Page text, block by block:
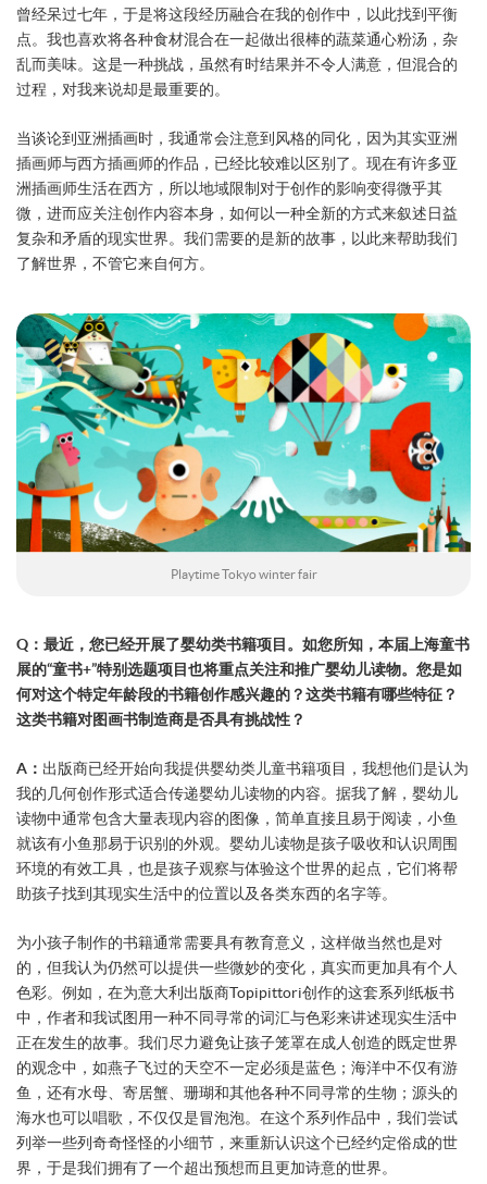
曾经呆过七年，于是将这段经历融合在我的创作中，以此找到平衡
点。我也喜欢将各种食材混合在一起做出很棒的蔬菜通心粉汤，杂
乱而美味。这是一种挑战，虽然有时结果并不令人满意，但混合的
过程，对我来说却是最重要的。
当谈论到亚洲插画时，我通常会注意到风格的同化，因为其实亚洲
插画师与西方插画师的作品，已经比较难以区别了。现在有许多亚
洲插画师生活在西方，所以地域限制对于创作的影响变得微乎其
微，进而应关注创作内容本身，如何以一种全新的方式来叙述日益
复杂和矛盾的现实世界。我们需要的是新的故事，以此来帮助我们
了解世界，不管它来自何方。
Playtime Tokyo winter fair
Q：最近，您已经开展了婴幼类书籍项目。如您所知，本届上海童书
展的“童书+”特别选题项目也将重点关注和推广婴幼儿读物。您是如
何对这个特定年龄段的书籍创作感兴趣的？这类书籍有哪些特征？
这类书籍对图画书制造商是否具有挑战性？
A： 出版商已经开始向我提供婴幼类儿童书籍项目，我想他们是认为
我的几何创作形式适合传递婴幼儿读物的内容。据我了解，婴幼儿
读物中通常包含大量表现内容的图像，简单直接且易于阅读，小鱼
就该有小鱼那易于识别的外观。婴幼儿读物是孩子吸收和认识周围
环境的有效工具，也是孩子观察与体验这个世界的起点，它们将帮
助孩子找到其现实生活中的位置以及各类东西的名字等。
为小孩子制作的书籍通常需要具有教育意义，这样做当然也是对
的，但我认为仍然可以提供一些微妙的变化，真实而更加具有个人
色彩。例如，在为意大利出版商Topipittori创作的这套系列纸板书
中，作者和我试图用一种不同寻常的词汇与色彩来讲述现实生活中
正在发生的故事。我们尽力避免让孩子笼罩在成人创造的既定世界
的观念中，如燕子飞过的天空不一定必须是蓝色；海洋中不仅有游
鱼，还有水母、寄居蟹、珊瑚和其他各种不同寻常的生物；源头的
海水也可以唱歌，不仅仅是冒泡泡。在这个系列作品中，我们尝试
列举一些列奇奇怪怪的小细节，来重新认识这个已经约定俗成的世
界，于是我们拥有了一个超出预想而且更加诗意的世界。